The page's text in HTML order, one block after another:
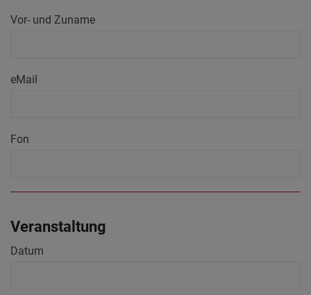
Vor- und Zuname
eMail
Fon
Veranstaltung
Datum